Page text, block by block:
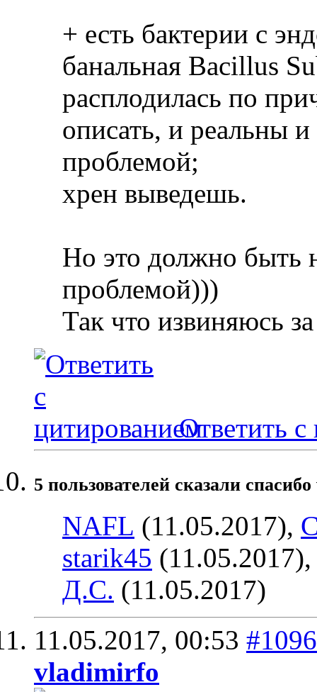
+ есть бактерии с
банальная Bacillus
расплодилась по
описать, и реальны
проблемой;
хрен выведешь.
Но это должно быть
проблемой)))
Так что извиняюсь
Ответить с
5 пользователей сказали
NAFL (11.05.2017),
starik45
Д.С. (11.05.2017)
11.05.2017, 00:53 #1096
vladimirfo